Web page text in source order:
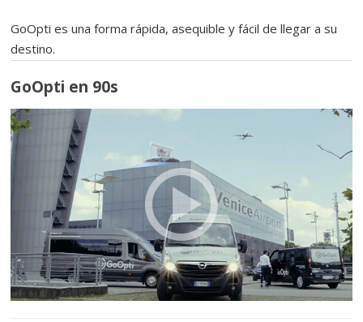
GoOpti es una forma rápida, asequible y fácil de llegar a su
destino.
GoOpti en 90s